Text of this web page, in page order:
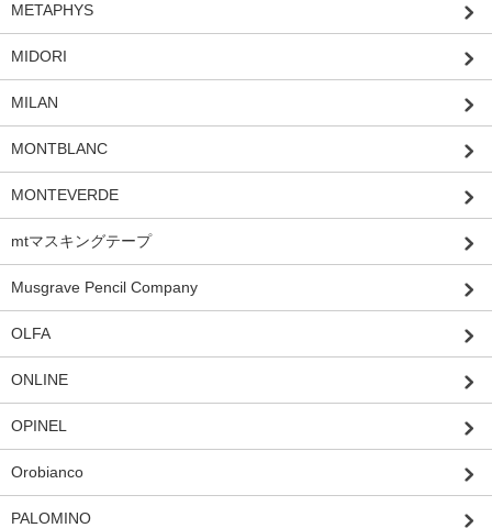
METAPHYS
MIDORI
MILAN
MONTBLANC
MONTEVERDE
mtマスキングテープ
Musgrave Pencil Company
OLFA
ONLINE
OPINEL
Orobianco
PALOMINO